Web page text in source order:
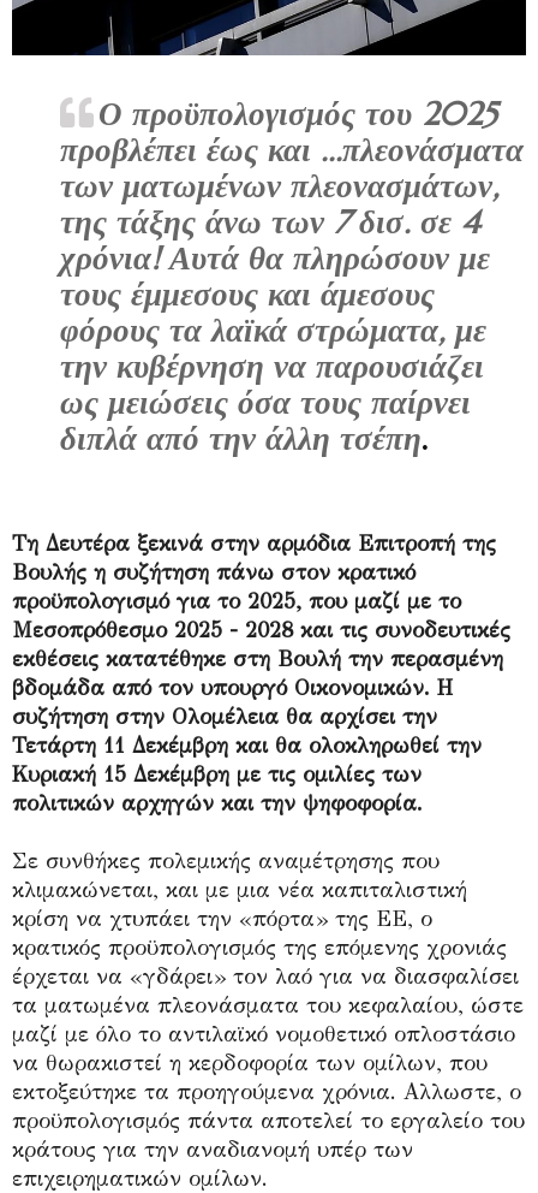
Ο προϋπολογισμός του 2025
προβλέπει έως και ...πλεονάσματα
των ματωμένων πλεονασμάτων,
της τάξης άνω των 7 δισ. σε 4
χρόνια! Αυτά θα πληρώσουν με
τους έμμεσους και άμεσους
φόρους τα λαϊκά στρώματα, με
την κυβέρνηση να παρουσιάζει
ως μειώσεις όσα τους παίρνει
διπλά από την άλλη τσέπη.
Τη Δευτέρα ξεκινά στην αρμόδια Επιτροπή της
Βουλής η συζήτηση πάνω στον κρατικό
προϋπολογισμό για το 2025, που μαζί με το
Μεσοπρόθεσμο 2025 - 2028 και τις συνοδευτικές
εκθέσεις κατατέθηκε στη Βουλή την περασμένη
βδομάδα από τον υπουργό Οικονομικών. Η
συζήτηση στην Ολομέλεια θα αρχίσει την
Τετάρτη 11 Δεκέμβρη και θα ολοκληρωθεί την
Κυριακή 15 Δεκέμβρη με τις ομιλίες των
πολιτικών αρχηγών και την ψηφοφορία.
Σε συνθήκες πολεμικής αναμέτρησης που
κλιμακώνεται, και με μια νέα καπιταλιστική
κρίση να χτυπάει την «πόρτα» της ΕΕ, ο
κρατικός προϋπολογισμός της επόμενης χρονιάς
έρχεται να «γδάρει» τον λαό για να διασφαλίσει
τα ματωμένα πλεονάσματα του κεφαλαίου, ώστε
μαζί με όλο το αντιλαϊκό νομοθετικό οπλοστάσιο
να θωρακιστεί η κερδοφορία των ομίλων, που
εκτοξεύτηκε τα προηγούμενα χρόνια. Αλλωστε, ο
προϋπολογισμός πάντα αποτελεί το εργαλείο του
κράτους για την αναδιανομή υπέρ των
επιχειρηματικών ομίλων.